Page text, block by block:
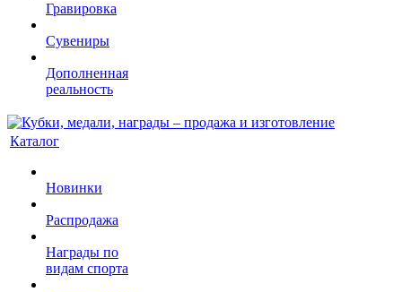
Гравировка
Сувениры
Дополненная
реальность
Каталог
Новинки
Распродажа
Награды по
видам спорта